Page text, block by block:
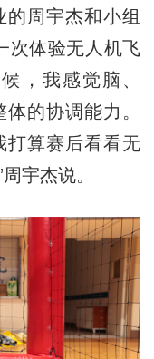
周宇杰和小组
次体验无人机飞
，我感觉脑、
的协调能力。
打算赛后看看无
宇杰说。